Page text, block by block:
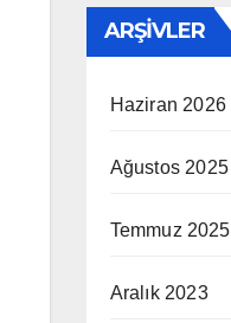
ARŞIVLER
Haziran 2026
Ağustos 2025
Temmuz 2025
Aralık 2023